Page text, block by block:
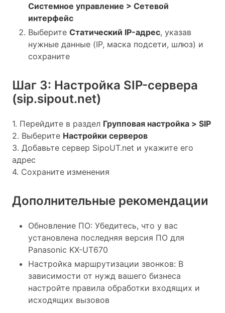
Системное управление > Сетевой
интерфейс
Выберите Статический IP-адрес, указав
нужные данные (IP, маска подсети, шлюз) и
сохраните
Шаг 3: Настройка SIP-сервера
(sip.sipout.net)
1. Перейдите в раздел Групповая настройка > SIP
2. Выберите Настройки серверов
3. Добавьте сервер SipoUT.net и укажите его
адрес
4. Сохраните изменения
Дополнительные рекомендации
Обновление ПО: Убедитесь, что у вас
установлена последняя версия ПО для
Panasonic KX-UT670
Настройка маршрутизации звонков: В
зависимости от нужд вашего бизнеса
настройте правила обработки входящих и
исходящих вызовов